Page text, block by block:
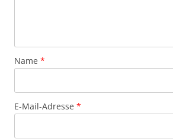
Name *
E-Mail-Adresse *